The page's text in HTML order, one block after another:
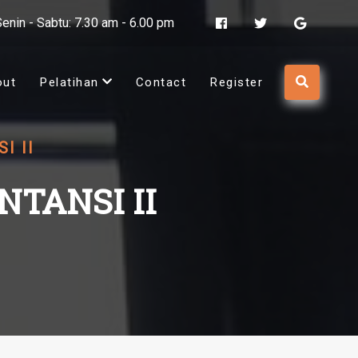
- Sabtu: 7.30 am - 6.00 pm
Pelatihan Contact Register
II
II